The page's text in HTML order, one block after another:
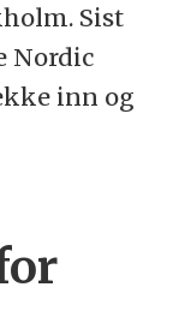
Sist
Nordic
inn og